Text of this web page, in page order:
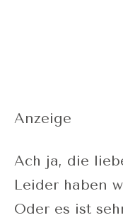
Anzeige
Ach ja, die
Leider haben
Oder es ist